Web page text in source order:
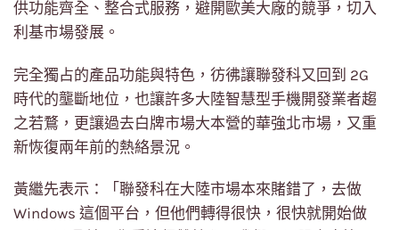
供功能齊全、整合式服務，避開歐美大廠的競爭，切入
利基市場發展。
完全獨占的產品功能與特色，彷彿讓聯發科又回到 2G
時代的壟斷地位，也讓許多大陸智慧型手機開發業者趨
之若鶩，更讓過去白牌市場大本營的華強北市場，又重
新恢復兩年前的熱絡景況。
黃繼先表示：「聯發科在大陸市場本來賭錯了，去做
Windows 這個平台，但他們轉得很快，很快就開始做